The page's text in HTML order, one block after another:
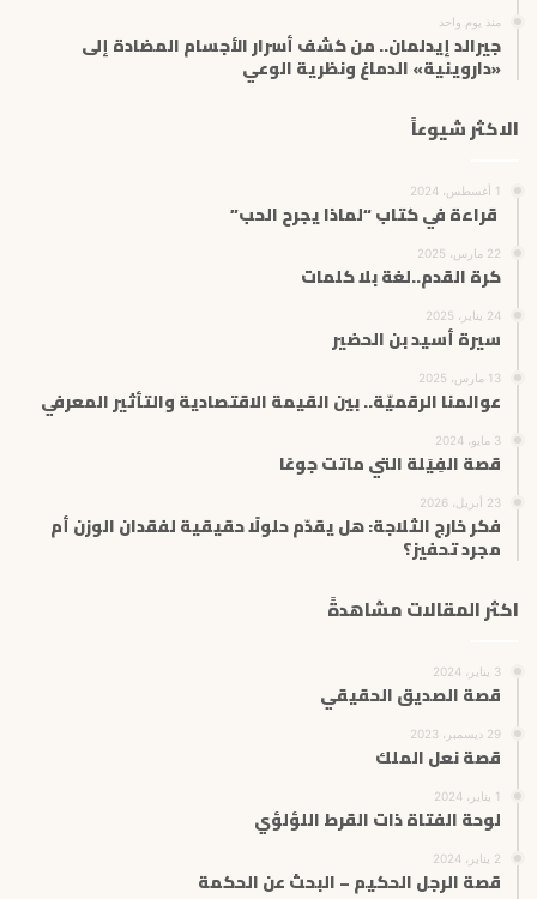
منذ يوم واحد
جيرالد إيدلمان.. من كشف أسرار الأجسام المضادة إلى
«داروينية» الدماغ ونظرية الوعي
الاكثر شيوعاً
1 أغسطس، 2024
قراءة في كتاب “لماذا يجرح الحب”
22 مارس، 2025
كرة القدم..لغة بلا كلمات
24 يناير، 2025
سيرة أسيد بن الحضير
13 مارس، 2025
عوالمنا الرقميّة.. بين القيمة الاقتصادية والتأثير المعرفي
3 مايو، 2024
قصة الفِيَلة التي ماتت جوعًا
23 أبريل، 2026
فكر خارج الثلاجة: هل يقدّم حلولًا حقيقية لفقدان الوزن أم
مجرد تحفيز؟
اكثر المقالات مشاهدةً
3 يناير، 2024
قصة الصديق الحقيقي
29 ديسمبر، 2023
قصة نعل الملك
1 يناير، 2024
لوحة الفتاة ذات القرط اللؤلؤي
2 يناير، 2024
قصة الرجل الحكيم – البحث عن الحكمة